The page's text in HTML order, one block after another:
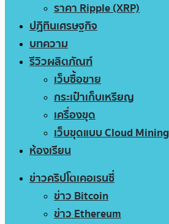
ราคา Ripple (XRP)
ปฏิทินเศรษฐกิจ
บทความ
รีวิวผลิตภัณฑ์
เว็บซื้อขาย
กระเป๋าเก็บเหรียญ
เครื่องขุด
เว็บขุดแบบ Cloud Mining
ห้องเรียน
ข่าวคริปโตเคอเรนซี่
ข่าว Bitcoin
ข่าว Ethereum